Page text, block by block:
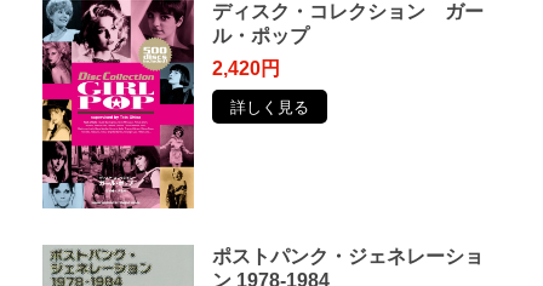
ディスク・コレクション ガー
ル・ポップ
2,420円
詳しく見る
ポストパンク・ジェネレーショ
ン 1978-1984